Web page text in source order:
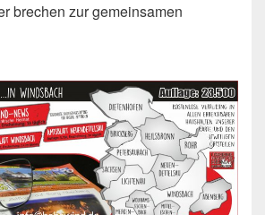
brechen zur gemeinsamen